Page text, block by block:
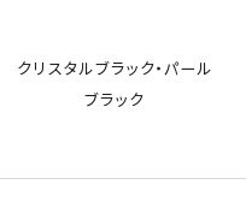
クリスタルブラック・パール
ブラック